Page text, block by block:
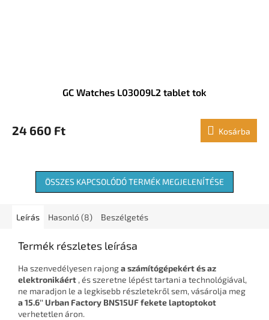
GC Watches L03009L2 tablet tok
24 660 Ft Kosárba
ÖSSZES KAPCSOLÓDÓ TERMÉK MEGJELENÍTÉSE
Leírás Hasonló (8) Beszélgetés
Termék részletes leírása
Ha szenvedélyesen rajonga számítógépekért és az
elektronikáért , és szeretne lépést tartani a technológiával,
ne maradjon le a legkisebb részletekről sem, vásárolja meg
a 15.6'' Urban Factory BNS15UF feketelaptoptokot
verhetetlen áron.